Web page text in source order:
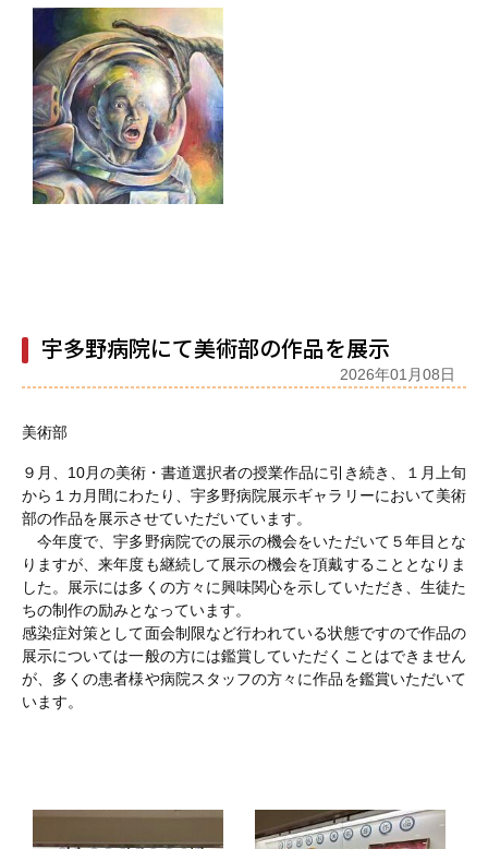
宇多野病院にて美術部の作品を展示
2026年01月08日
美術部
９月、10月の美術・書道選択者の授業作品に引き続き、１月上旬
から１カ月間にわたり、宇多野病院展示ギャラリーにおいて美術
部の作品を展示させていただいています。
今年度で、宇多野病院での展示の機会をいただいて５年目とな
りますが、来年度も継続して展示の機会を頂戴することとなりま
した。展示には多くの方々に興味関心を示していただき、生徒た
ちの制作の励みとなっています。
感染症対策として面会制限など行われている状態ですので作品の
展示については一般の方には鑑賞していただくことはできません
が、多くの患者様や病院スタッフの方々に作品を鑑賞いただいて
います。